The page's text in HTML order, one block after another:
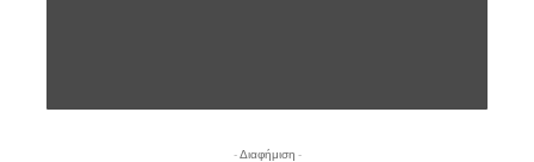
- Διαφήμιση -